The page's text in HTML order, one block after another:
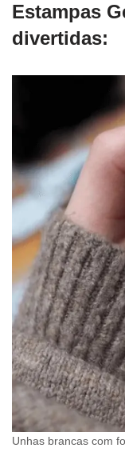
Estampas
divertidas:
Unhas brancas com